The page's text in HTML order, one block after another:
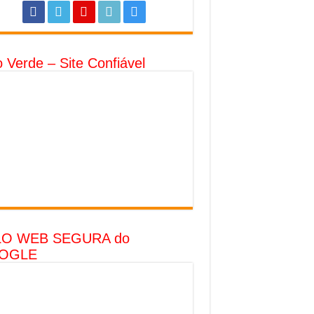
Verde – Site Confiável
WEB SEGURA do